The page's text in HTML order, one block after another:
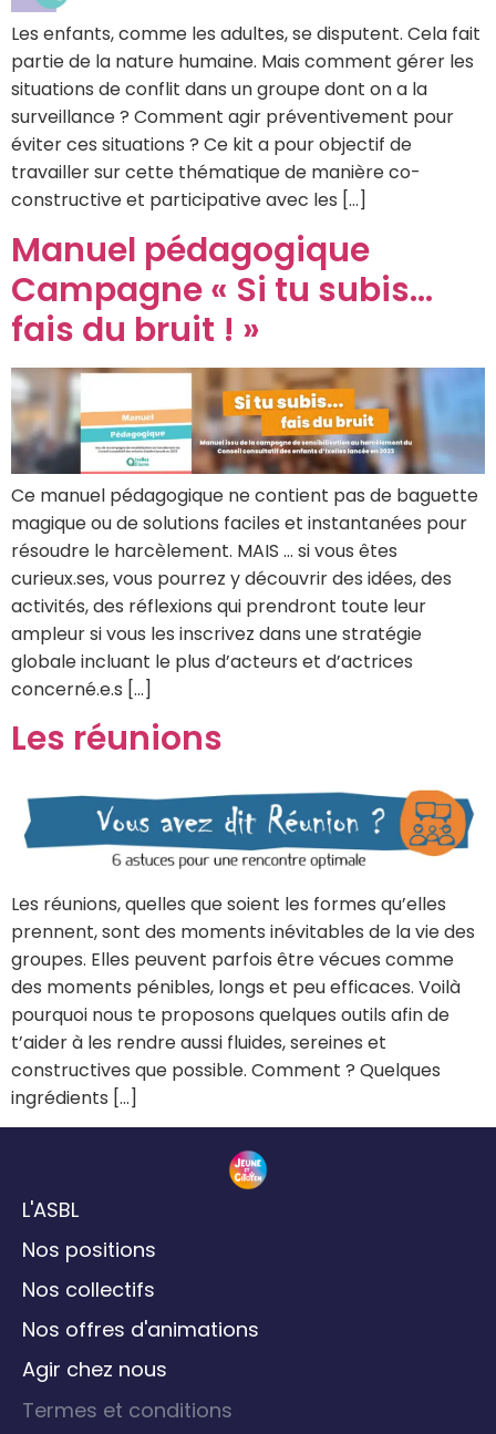
Les enfants, comme les adultes, se disputent. Cela fait
partie de la nature humaine. Mais comment gérer les
situations de conflit dans un groupe dont on a la
surveillance ? Comment agir préventivement pour
éviter ces situations ? Ce kit a pour objectif de
travailler sur cette thématique de manière co-
constructive et participative avec les […]
Manuel pédagogique
Campagne « Si tu subis…
fais du bruit ! »
Ce manuel pédagogique ne contient pas de baguette
magique ou de solutions faciles et instantanées pour
résoudre le harcèlement. MAIS … si vous êtes
curieux.ses, vous pourrez y découvrir des idées, des
activités, des réflexions qui prendront toute leur
ampleur si vous les inscrivez dans une stratégie
globale incluant le plus d’acteurs et d’actrices
concerné.e.s […]
Les réunions
Les réunions, quelles que soient les formes qu’elles
prennent, sont des moments inévitables de la vie des
groupes. Elles peuvent parfois être vécues comme
des moments pénibles, longs et peu efficaces. Voilà
pourquoi nous te proposons quelques outils afin de
t’aider à les rendre aussi fluides, sereines et
constructives que possible. Comment ? Quelques
ingrédients […]
L'ASBL
Nos positions
Nos collectifs
Nos offres d'animations
Agir chez nous
Termes et conditions